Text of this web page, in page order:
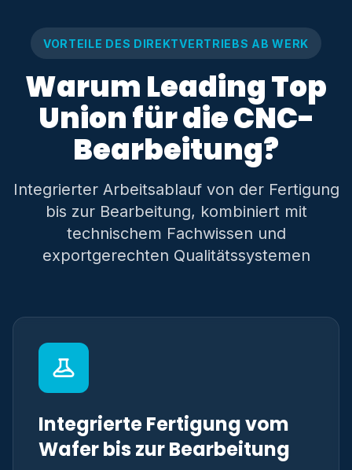
VORTEILE DES DIREKTVERTRIEBS AB WERK
Warum Leading Top
Union für die CNC-
Bearbeitung?
Integrierter Arbeitsablauf von der Fertigung
bis zur Bearbeitung, kombiniert mit
technischem Fachwissen und
exportgerechten Qualitätssystemen
Integrierte Fertigung vom
Wafer bis zur Bearbeitung